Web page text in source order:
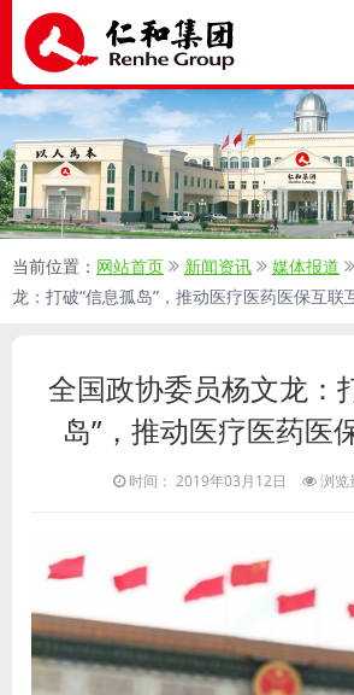
当前位置： 网站首页 新闻资讯 媒体报道
龙：打破“信息孤岛”，推动医疗医药医保互联
全国政协委员杨文龙：
岛”，推动医疗医药医
时间： 2019年03月12日 浏览